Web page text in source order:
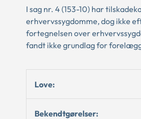
I sag nr. 4 (153-10) har
erhvervssygdomme, dog ikke
fortegnelsen over
fandt ikke grundlag for
Love:
Bekendtgørelser: